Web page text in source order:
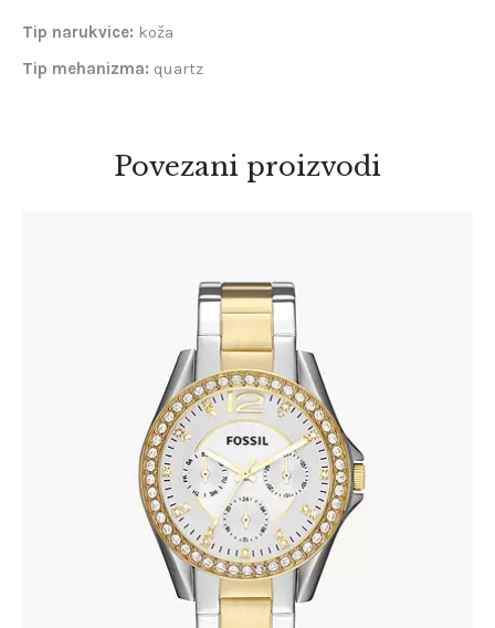
Tip narukvice: koža
Tip mehanizma: quartz
Povezani proizvodi
FOSSIL ES3204
690.00 KM